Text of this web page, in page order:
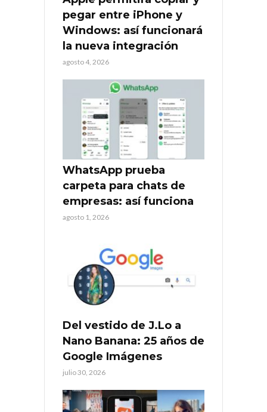
pegar entre iPhone y
Windows: así funcionará
la nueva integración
agosto 4, 2026
WhatsApp prueba
carpeta para chats de
empresas: así funciona
agosto 1, 2026
Del vestido de J.Lo a
Nano Banana: 25 años de
Google Imágenes
julio 30, 2026